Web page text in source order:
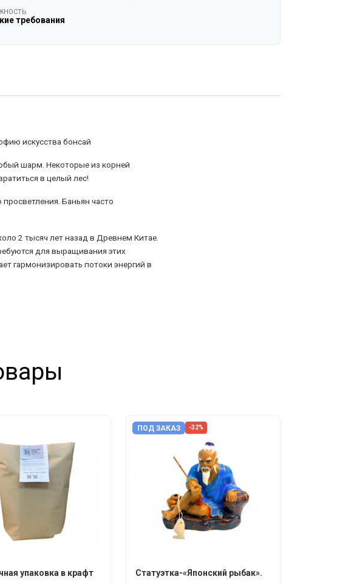
требования
искусства бонсай
шарм. Некоторые из корней
в целый лес!
Баньян часто
2 тысяч лет назад в Древнем Китае.
для выращивания этих
гармонизировать потоки энергий в
упаковка в крафт
ПОД ЗАКАЗ -32%
Статуэтка-«Японский рыбак».